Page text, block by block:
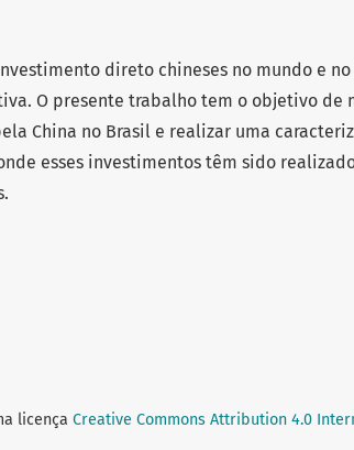
direto chineses no mundo e
O presente trabalho tem o objetivo de
China no Brasil e realizar uma
esses investimentos têm sido
licença Creative Commons Attribution 4.0